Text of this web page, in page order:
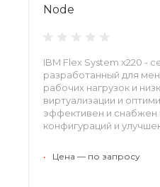
Node
IBM Flex System x220 -
разработанный для
рабочих нагрузок и
виртуализации и
эффективен и снабжен
конфигураций и
• Цена — по запросу